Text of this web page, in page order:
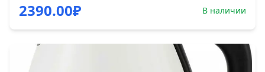
Управление со смартфона:нет Цвет:белый
Выбор температуры нагрева воды:нет
Индикация уровня воды:есть Индикация
включения:есть Фильтр:есть Дистанционное
2390.00₽ В наличии